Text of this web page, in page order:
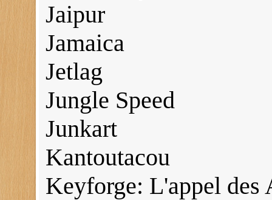
Jaipur
Jamaica
Jetlag
Jungle Speed
Junkart
Kantoutacou
Keyforge: L'appel des